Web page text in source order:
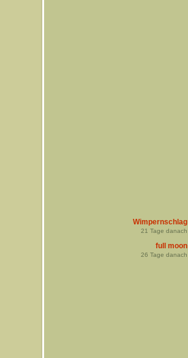
Wimpernschlag
21 Tage danach
full moon
26 Tage danach